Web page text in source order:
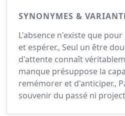
SYNONYMES &
L'absence n'existe que
et espérer., Seul un être
d'attente connaît
manque présuppose la
remémorer et d'anticiper.,
souvenir du passé ni